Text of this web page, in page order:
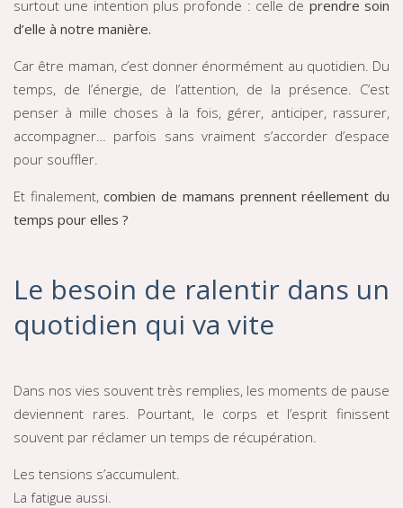
surtout une intention plus profonde : celle de prendre soin
d’elle à notre manière.
Car être maman, c’est donner énormément au quotidien. Du
temps, de l’énergie, de l’attention, de la présence. C’est
penser à mille choses à la fois, gérer, anticiper, rassurer,
accompagner… parfois sans vraiment s’accorder d’espace
pour souffler.
Et finalement, combien de mamans prennent réellement du
temps pour elles ?
Le besoin de ralentir dans un
quotidien qui va vite
Dans nos vies souvent très remplies, les moments de pause
deviennent rares. Pourtant, le corps et l’esprit finissent
souvent par réclamer un temps de récupération.
Les tensions s’accumulent.
La fatigue aussi.